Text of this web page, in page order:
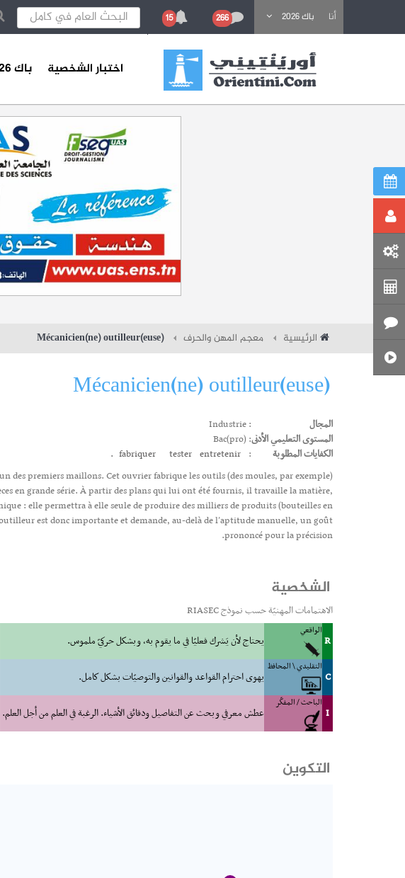
أنا باك 2026
باحث عن تكوين
266
15
اختبار الشخصية باك 2026
الرئيسية معجم المهن والحرف Mécanicien(ne) outilleur(euse)
Mécanicien(ne) outilleur(euse)
المجال
: Industrie
المستوى التعليمي الأدنى: Bac(pro)
الكفايات المطلوبة
:
fabriquer tester entretenir.
des premiers maillons. Cet ouvrier fabrique les outils (des moules, par exemple)
en grande série. À partir des plans qui lui ont été fournis, il travaille la matière,
: elle permettra à elle seule de produire des milliers de produits (bouteilles en
est donc importante et demande, au-delà de l’aptitude manuelle, un goût
prononcé pour la précision.
الشخصية
الاهتمامات المهنيّة حسب نموذج RIASEC
R
الواقعي
يحتاج لأن يَشرك فعليّا في ما يقوم به، وبشكل حركيّ ملموس.
C
التقليدي \ المحافظ
يهوى احترام القواعد والقوانين والتوصيّات بشكل كامل.
I
الباحث / المفكّر
عطش معرفي وبحث عن التفاصيل ودقائق الأشياء. الرغبة في العلم من أجل العلم.
التكوين